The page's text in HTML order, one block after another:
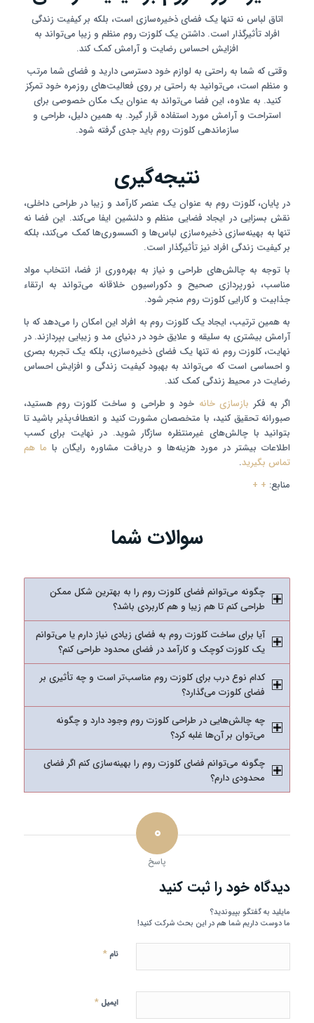
اتاق لباس نه تنها یک فضای ذخیره‌سازی است، بلکه بر کیفیت زندگی
افراد تأثیرگذار است. داشتن یک کلوزت روم منظم و زیبا می‌تواند به
افزایش احساس رضایت و آرامش کمک کند.
وقتی که شما به راحتی به لوازم خود دسترسی دارید و فضای شما مرتب
و منظم است، می‌توانید به راحتی بر روی فعالیت‌های روزمره خود تمرکز
کنید. به علاوه، این فضا می‌تواند به عنوان یک مکان خصوصی برای
استراحت و آرامش مورد استفاده قرار گیرد. به همین دلیل، طراحی و
سازماندهی کلوزت روم باید جدی گرفته شود.
نتیجه‌گیری
در پایان، کلوزت روم به عنوان یک عنصر کارآمد و زیبا در طراحی داخلی،
نقش بسزایی در ایجاد فضایی منظم و دلنشین ایفا می‌کند. این فضا نه
تنها به بهینه‌سازی ذخیره‌سازی لباس‌ها و اکسسوری‌ها کمک می‌کند، بلکه
بر کیفیت زندگی افراد نیز تأثیرگذار است.
با توجه به چالش‌های طراحی و نیاز به بهره‌وری از فضا، انتخاب مواد
مناسب، نورپردازی صحیح و دکوراسیون خلاقانه می‌تواند به ارتقاء
جذابیت و کارایی کلوزت روم منجر شود.
به همین ترتیب، ایجاد یک کلوزت روم به افراد این امکان را می‌دهد که با
آرامش بیشتری به سلیقه و علایق خود در دنیای مد و زیبایی بپردازند. در
نهایت، کلوزت روم نه تنها یک فضای ذخیره‌سازی، بلکه یک تجربه بصری
و احساسی است که می‌تواند به بهبود کیفیت زندگی و افزایش احساس
رضایت در محیط زندگی کمک کند.
اگر به فکر بازسازی خانه خود و طراحی و ساخت کلوزت روم هستید،
صبورانه تحقیق کنید، با متخصصان مشورت کنید و انعطاف‌پذیر باشید تا
بتوانید با چالش‌های غیرمنتظره سازگار شوید. در نهایت برای کسب
اطلاعات بیشتر در مورد هزینه‌ها و دریافت مشاوره رایگان با ما هم
تماس بگیرید.
منابع: +
+
سوالات شما
چگونه می‌توانم فضای کلوزت روم را به بهترین شکل ممکن
طراحی کنم تا هم زیبا و هم کاربردی باشد؟
آیا برای ساخت کلوزت روم به فضای زیادی نیاز دارم یا می‌توانم
یک کلوزت کوچک و کارآمد در فضای محدود طراحی کنم؟
کدام نوع درب برای کلوزت روم مناسب‌تر است و چه تأثیری بر
فضای کلوزت می‌گذارد؟
چه چالش‌هایی در طراحی کلوزت روم وجود دارد و چگونه
می‌توان بر آن‌ها غلبه کرد؟
چگونه می‌توانم فضای کلوزت روم را بهینه‌سازی کنم اگر فضای
محدودی دارم؟
۰
پاسخ
دیدگاه خود را ثبت کنید
مایلید به گفتگو بپیوندید؟
ما دوست داریم شما هم در این بحث شرکت کنید!
نام*
ایمیل *